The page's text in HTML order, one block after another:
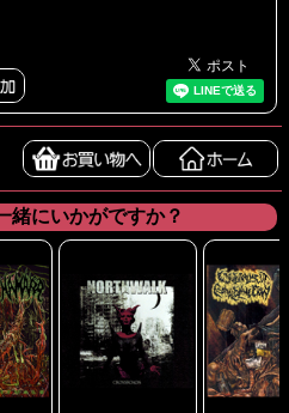
緒にいかがですか？